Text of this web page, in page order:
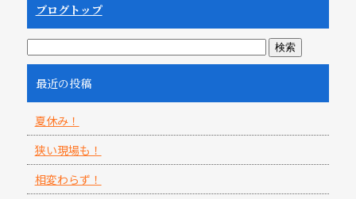
ブログトップ
最近の投稿
夏休み！
狭い現場も！
相変わらず！